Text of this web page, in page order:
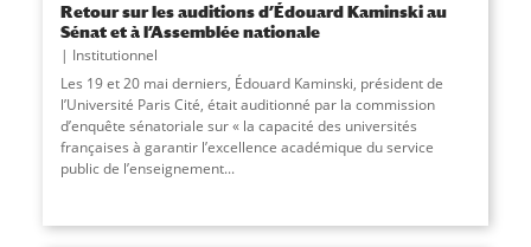
Retour sur les auditions d’Édouard Kaminski au
Sénat et à l’Assemblée nationale
Institutionnel
Les 19 et 20 mai derniers, Édouard Kaminski, président de
l’Université Paris Cité, était auditionné par la commission
d’enquête sénatoriale sur « la capacité des universités
françaises à garantir l’excellence académique du service
public de l’enseignement...